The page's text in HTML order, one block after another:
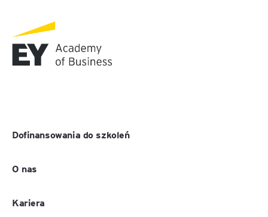
Dofinansowania do szkoleń
O nas
Kariera